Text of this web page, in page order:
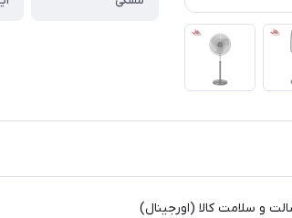
و سلامت کالا (اورجینال)